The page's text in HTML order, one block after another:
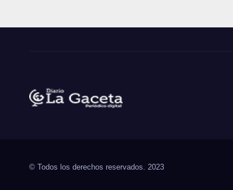
© Todos los derechos reservados. 2023